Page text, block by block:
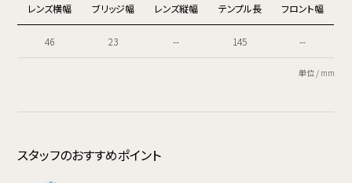
レンズ横幅 ブリッジ幅 レンズ縦幅 テンプル長 フロント幅
46 23 -- 145 --
単位 / mm
スタッフのおすすめポイント